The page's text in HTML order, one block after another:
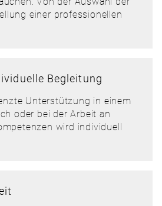
einer professionellen
Begleitung
Unterstützung in einem
oder bei der Arbeit an
wird individuell